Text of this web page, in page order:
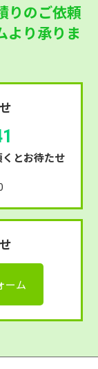
りのご依頼
より承りま
くとお待たせ
ーム